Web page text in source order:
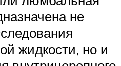
не
жидкости, но и